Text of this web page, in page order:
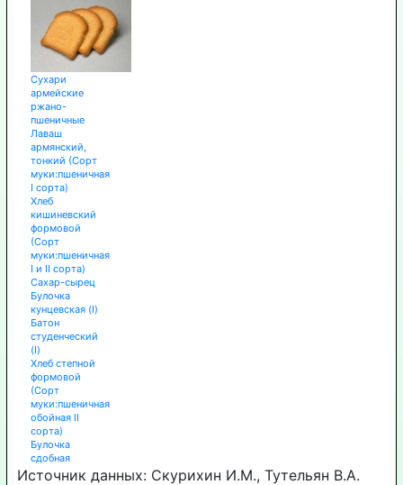
Сухари
армейские
ржано-
пшеничные
Лаваш
армянский,
тонкий (Сорт
муки:пшеничная
I сорта)
Хлеб
кишиневский
формовой
(Сорт
муки:пшеничная
I и II сорта)
Сахар-сырец
Булочка
кунцевская (I)
Батон
студенческий
(I)
Хлеб степной
формовой
(Сорт
муки:пшеничная
обойная II
сорта)
Булочка
сдобная
Источник данных: Скурихин И.М., Тутельян В.А.